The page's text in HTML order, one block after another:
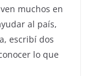
muchos en
al país,
escribí dos
lo que